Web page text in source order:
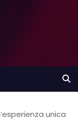
unica